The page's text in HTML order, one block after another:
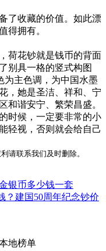
收藏的价值。如此漂
得拥有。
荷花钞就是钱币的背面
别具一格的竖式构图
为主色调，为中国水墨
，她是圣洁、祥和、宁
和谐安宁、繁荣昌盛。
候，一定要非常的小
轻视，否则就会给自己
请联系我们及时删除。
银币多少钱一套
？建国50周年纪念钞价